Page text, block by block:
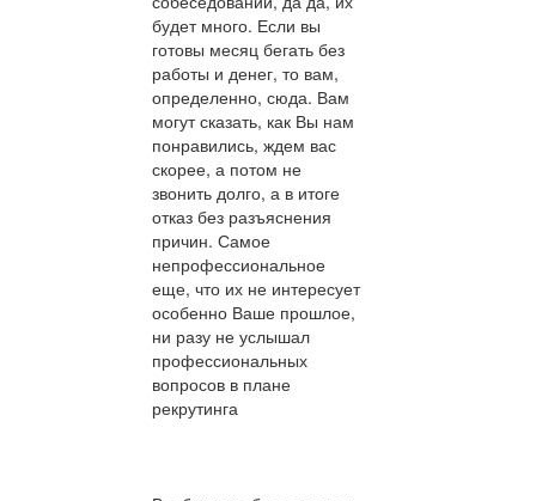
будет много. Если вы
готовы месяц бегать без
работы и денег, то вам,
определенно, сюда. Вам
могут сказать, как Вы нам
понравились, ждем вас
скорее, а потом не
звонить долго, а в итоге
отказ без разъяснения
причин. Самое
непрофессиональное
еще, что их не интересует
особенно Ваше прошлое,
ни разу не услышал
профессиональных
вопросов в плане
рекрутинга